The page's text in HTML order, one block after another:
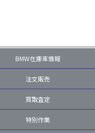
BMW在庫車情報
注文販売
買取査定
特別作業